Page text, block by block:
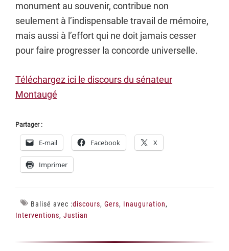
monument au souvenir, contribue non
seulement à l’indispensable travail de mémoire,
mais aussi à l’effort qui ne doit jamais cesser
pour faire progresser la concorde universelle.
Téléchargez ici le discours du sénateur
Montaugé
Partager :
E-mail Facebook X
Imprimer
Balisé avec :discours, Gers, Inauguration,
Interventions, Justian